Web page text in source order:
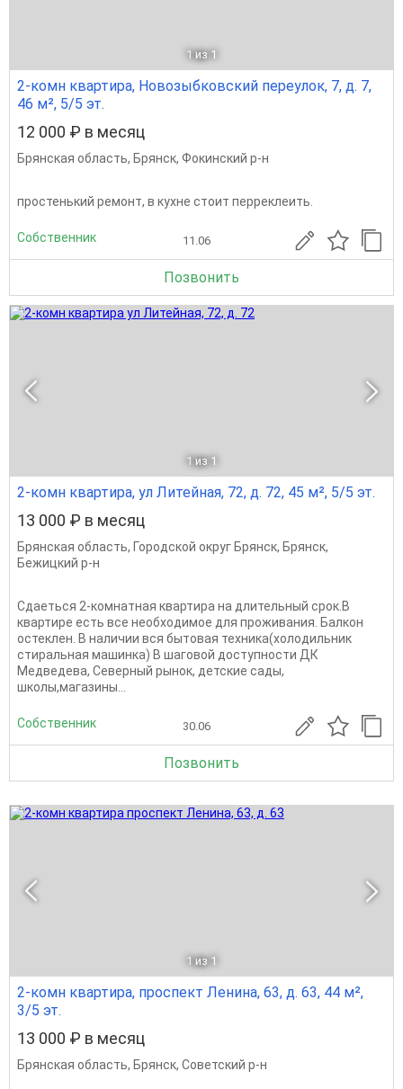
1 из 1
2-комн квартира, Новозыбковский переулок, 7, д. 7,
46 м², 5/5 эт.
12 000 ₽ в месяц
Брянская область, Брянск, Фокинский р-н
простенький ремонт, в кухне стоит перреклеить.
Собственник 11.06
Позвонить
1 из 1
2-комн квартира, ул Литейная, 72, д. 72, 45 м², 5/5 эт.
13 000 ₽ в месяц
Брянская область, Городской округ Брянск, Брянск,
Бежицкий р-н
Сдаеться 2-комнатная квартира на длительный срок.В
квартире есть все необходимое для проживания. Балкон
остеклен. В наличии вся бытовая техника(холодильник
стиральная машинка) В шаговой доступности ДК
Медведева, Северный рынок, детские сады,
школы,магазины...
Собственник 30.06
Позвонить
1 из 1
2-комн квартира, проспект Ленина, 63, д. 63, 44 м²,
3/5 эт.
13 000 ₽ в месяц
Брянская область, Брянск, Советский р-н